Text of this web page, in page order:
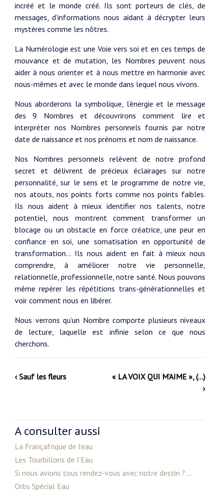
incréé et le monde créé. Ils sont porteurs de clés, de
messages, d’informations nous aidant à décrypter leurs
mystères comme les nôtres.
La Numérologie est une Voie vers soi et en ces temps de
mouvance et de mutation, les Nombres peuvent nous
aider à nous orienter et à nous mettre en harmonie avec
nous-mêmes et avec le monde dans lequel nous vivons.
Nous aborderons la symbolique, l’énergie et le message
des 9 Nombres et découvrirons comment lire et
interpréter nos Nombres personnels fournis par notre
date de naissance et nos prénoms et nom de naissance.
Nos Nombres personnels relèvent de notre profond
secret et délivrent de précieux éclairages sur notre
personnalité, sur le sens et le programme de notre vie,
nos atouts, nos points forts comme nos points faibles.
Ils nous aident à mieux identifier nos talents, notre
potentiel, nous montrent comment transformer un
blocage ou un obstacle en force créatrice, une peur en
confiance en soi, une somatisation en opportunité de
transformation… Ils nous aident en fait à mieux nous
comprendre, à améliorer notre vie personnelle,
relationnelle, professionnelle, notre santé. Nous pouvons
même repérer les répétitions trans-générationnelles et
voir comment nous en libérer.
Nous verrons qu’un Nombre comporte plusieurs niveaux
de lecture, laquelle est infinie selon ce que nous
cherchons.
‹ Sauf les fleurs
« LA VOIX QUI M’AIME », (…)
›
A consulter aussi
La Françafrique de l’eau
Les Tourbillons de l’Eau
Si nous avions tous rendez-vous avec notre destin ? ...
Orbs Spécial Eau